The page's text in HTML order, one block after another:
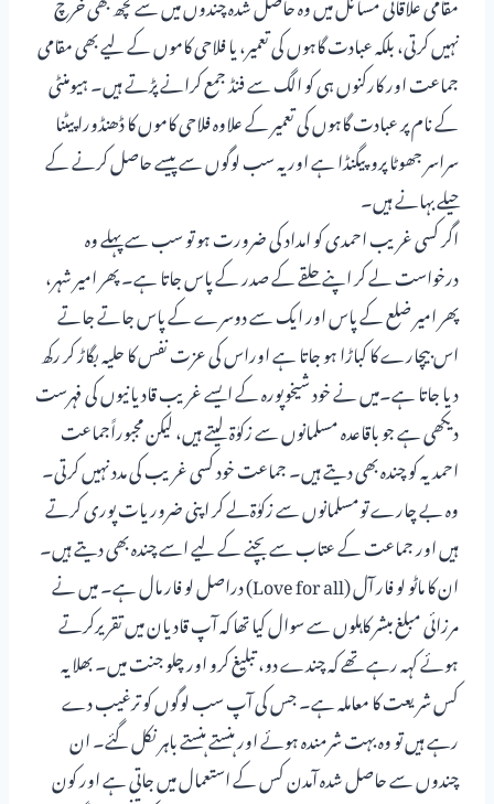
نہیں کرتی، بلکہ عبادت گاہوں کی تعمیر، یا فلاحی کاموں کے لیے بھی مقامی
جماعت اور کارکنوں ہی کو الگ سے فنڈ جمع کرانے پڑتے ہیں۔ ہیومنٹی
کے نام پر عبادت گاہوں کی تعمیر کے علاوہ فلاحی کاموں کا ڈھنڈورا پیٹنا
سراسر جھوٹا پروپیگنڈا ہے اور یہ سب لوگوں سے پیسے حاصل کرنے کے
حیلے بہانے ہیں۔
اگر کسی غریب احمدی کو امداد کی ضرورت ہو تو سب سے پہلے وہ
درخواست لے کر اپنے حلقے کے صدر کے پاس جاتا ہے۔ پھر امیر شہر،
پھر امیر ضلع کے پاس اور ایک سے دوسرے کے پاس جاتے جاتے
اس بیچارے کا کباڑا ہو جاتا ہے اوراس کی عزت نفس کا حلیہ بگاڑ کر رکھ
دیا جاتا ہے۔میں نے خود شیخوپورہ کے ایسے غریب قادیانیوں کی فہرست
دیکھی ہے جو باقاعدہ مسلمانوں سے زکوٰۃ لیتے ہیں، لیکن مجبوراًجماعت
احمدیہ کو چندہ بھی دیتے ہیں۔ جماعت خود کسی غریب کی مدد نہیں کرتی۔
وہ بے چارے تومسلمانوں سے زکوٰۃلے کر اپنی ضروریات پوری کرتے
ہیں اور جماعت کے عتاب سے بچنے کے لیے اسے چندہ بھی دیتے ہیں۔
ان کا ماٹو لو فار آل (Love for all) دراصل لو فار مال ہے۔ میں نے
مرزائی مبلغ مبشر کاہلوں سے سوال کیا تھا کہ آپ قادیان میں تقریرکرتے
ہوئے کہہ رہے تھے کہ چندے دو، تبلیغ کرو اور چلو جنت میں۔ بھلا یہ
کس شریعت کا معاملہ ہے۔ جس کی آپ سب لوگوں کو ترغیب دے
رہے ہیں تو وہ بہت شرمندہ ہوئے اور ہنستے ہنستے باہر نکل گئے۔ ان
چندوں سے حاصل شدہ آمدن کس کے استعمال میں جاتی ہے اور کون